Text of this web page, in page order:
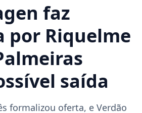
faz
por Riquelme
saída
formalizou oferta, e Verdão